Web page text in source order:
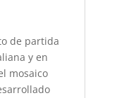
de partida
y en
mosaico